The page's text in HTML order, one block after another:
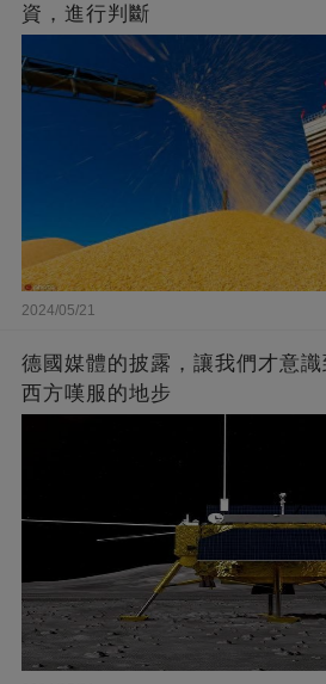
資，進行判斷
2024/05/21
德國媒體的披露，讓我們才意
西方嘆服的地步